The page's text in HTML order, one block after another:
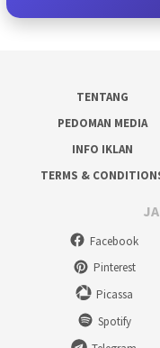
TENTANG
PEDOMAN MEDIA
INFO IKLAN
TERMS &
Facebook
Pinterest
Picassa
Spotify